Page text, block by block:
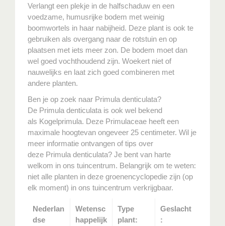
Verlangt een plekje in de halfschaduw en een
voedzame, humusrijke bodem met weinig
boomwortels in haar nabijheid. Deze plant is ook te
gebruiken als overgang naar de rotstuin en op
plaatsen met iets meer zon. De bodem moet dan
wel goed vochthoudend zijn. Woekert niet of
nauwelijks en laat zich goed combineren met
andere planten.
Ben je op zoek naar Primula denticulata?
De Primula denticulata is ook wel bekend
als Kogelprimula. Deze Primulaceae heeft een
maximale hoogtevan ongeveer 25 centimeter. Wil je
meer informatie ontvangen of tips over
deze Primula denticulata? Je bent van harte
welkom in ons tuincentrum. Belangrijk om te weten:
niet alle planten in deze groenencyclopedie zijn (op
elk moment) in ons tuincentrum verkrijgbaar.
Nederlan
dse
Wetensc
happelijk
Type
plant:
Geslacht
: